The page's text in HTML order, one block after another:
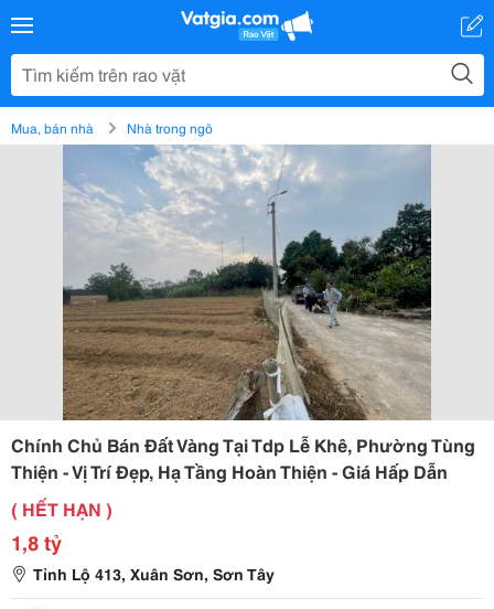
Mua, bán nhà Nhà trong ngõ
Chính Chủ Bán Đất Vàng Tại Tdp Lễ Khê, Phường Tùng
Thiện - Vị Trí Đẹp, Hạ Tầng Hoàn Thiện - Giá Hấp Dẫn
( HẾT HẠN )
1,8 tỷ
Tỉnh Lộ 413, Xuân Sơn, Sơn Tây